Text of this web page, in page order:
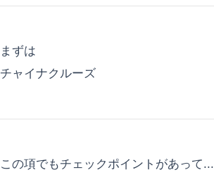
まずは
チャイナクルーズ
この項でもチェックポイントがあって...